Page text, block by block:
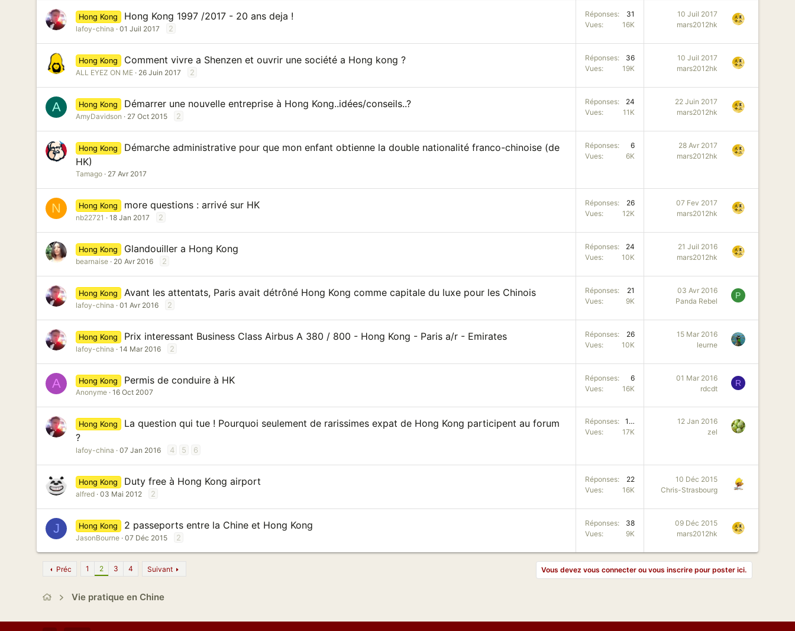
Hong Kong Hong Kong 1997 /2017 - 20 ans deja !
lafoy-china 01 Juil 2017 2
Réponses
31
Vues
16K
10 Juil 2017
mars2012hk
Hong Kong Comment vivre a Shenzen et ouvrir une société a Hong kong ?
ALL EYEZ ON ME 26 Juin 2017 2
Réponses
36
Vues
19K
10 Juil 2017
mars2012hk
A Hong Kong Démarrer une nouvelle entreprise à Hong Kong..idées/conseils..?
AmyDavidson 27 Oct 2015 2
Réponses
24
Vues
11K
22 Juin 2017
mars2012hk
Hong Kong
Démarche administrative pour que mon enfant obtienne la double nationalité franco-chinoise (de
HK)
Tamago 27 Avr 2017
Réponses
6
Vues
6K
28 Avr 2017
mars2012hk
N Hong Kong more questions : arrivé sur HK
nb22721 18 Jan 2017 2
Réponses
26
Vues
12K
07 Fev 2017
mars2012hk
Hong Kong Glandouiller a Hong Kong
bearnaise 20 Avr 2016 2
Réponses
24
Vues
10K
21 Juil 2016
mars2012hk
Hong Kong Avant les attentats, Paris avait détrôné Hong Kong comme capitale du luxe pour les Chinois
lafoy-china 01 Avr 2016 2
Réponses
21
Vues
9K
03 Avr 2016
Panda Rebel
P
Hong Kong Prix interessant Business Class Airbus A 380 / 800 - Hong Kong - Paris a/r - Emirates
lafoy-china 14 Mar 2016 2
Réponses
26
Vues
10K
15 Mar 2016
leurne
A Hong Kong Permis de conduire à HK
Anonyme 16 Oct 2007
Réponses
6
Vues
16K
01 Mar 2016
rdcdt
R
Hong Kong
La question qui tue ! Pourquoi seulement de rarissimes expat de Hong Kong participent au forum
?
lafoy-china 07 Jan 2016 4 5 6
Réponses
102
Vues
17K
12 Jan 2016
zel
Hong Kong Duty free à Hong Kong airport
alfred 03 Mai 2012 2
Réponses
22
Vues
16K
10 Déc 2015
Chris-Strasbourg
J Hong Kong 2 passeports entre la Chine et Hong Kong
JasonBourne 07 Déc 2015 2
Réponses
38
Vues
9K
09 Déc 2015
mars2012hk
Préc 1 2 3 4 Suivant Vous devez vous connecter ou vous inscrire pour poster ici.
Vie pratique en Chine